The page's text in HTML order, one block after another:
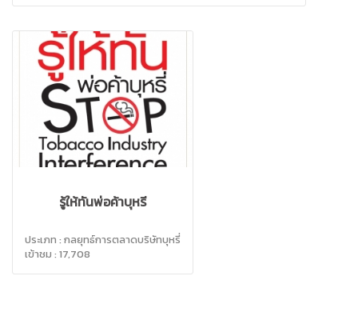
รู้ให้ทันพ่อค้าบุหรี่
ประเภท : กลยุทธ์การตลาดบริษัทบุหรี่
เข้าชม : 17,708